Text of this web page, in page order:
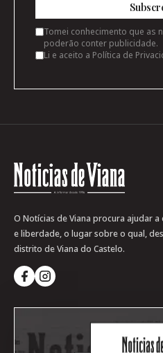
Tomei conhecimento que as
poderão conter publicidade.
Li e aceito a Política de
O Notícias de Viana procura ajudar
e liberdade, o lugar sobre o qual,
distrito de Viana do Castelo.